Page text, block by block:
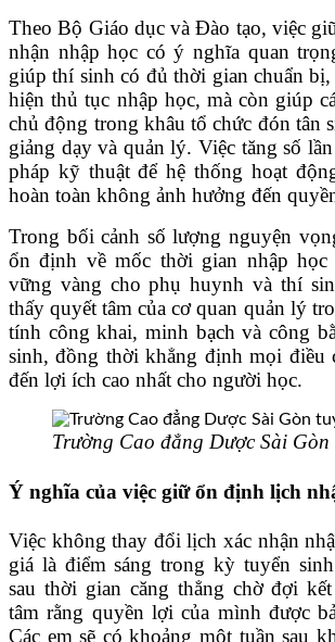
Theo Bộ Giáo dục và Đào tạo, việc
nhận nhập học có ý nghĩa quan
giúp thí sinh có đủ thời gian chuẩn bị,
hiện thủ tục nhập học, mà còn giúp
chủ động trong khâu tổ chức đón tân
giảng dạy và quản lý. Việc tăng số
pháp kỹ thuật để hệ thống hoạt
hoàn toàn không ảnh hưởng đến
Trong bối cảnh số lượng nguyện
ổn định về mốc thời gian nhập
vững vàng cho phụ huynh và thí
thấy quyết tâm của cơ quan quản lý
tính công khai, minh bạch và công
sinh, đồng thời khẳng định mọi điều
đến lợi ích cao nhất cho người học.
Trường Cao đẳng Dược Sài
Ý nghĩa của việc giữ ổn định lịch
Việc không thay đổi lịch xác nhận
giá là điểm sáng trong kỳ tuyển
sau thời gian căng thẳng chờ đợi
tâm rằng quyền lợi của mình được
Các em sẽ có khoảng một tuần sau